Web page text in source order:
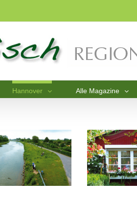
Hannover Alle Magazine